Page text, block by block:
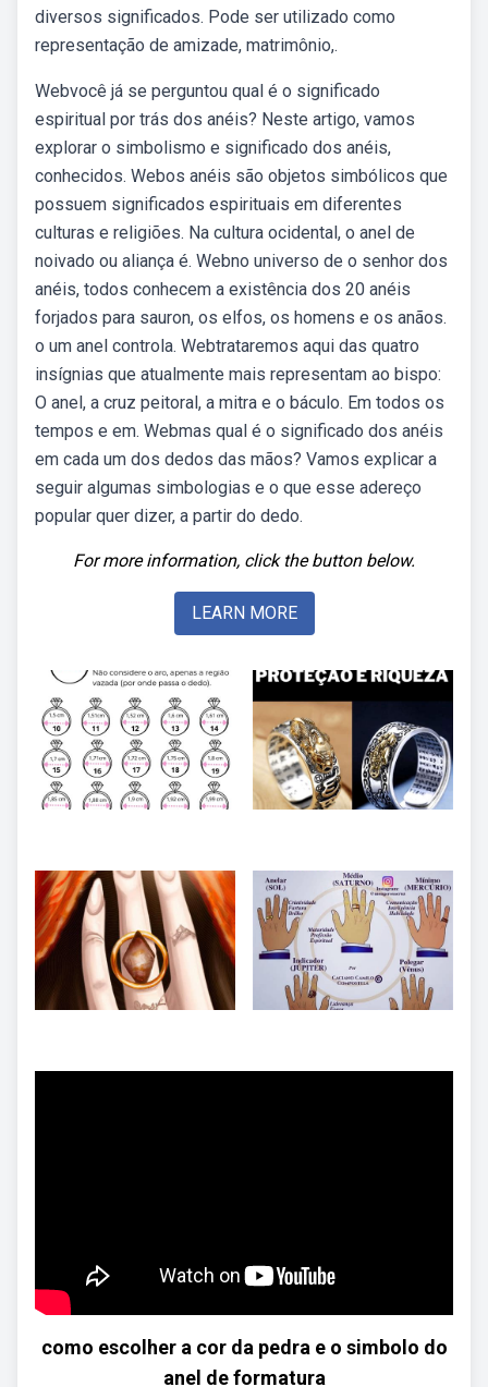
diversos significados. Pode ser utilizado como
representação de amizade, matrimônio,.
Webvocê já se perguntou qual é o significado
espiritual por trás dos anéis? Neste artigo, vamos
explorar o simbolismo e significado dos anéis,
conhecidos. Webos anéis são objetos simbólicos que
possuem significados espirituais em diferentes
culturas e religiões. Na cultura ocidental, o anel de
noivado ou aliança é. Webno universo de o senhor dos
anéis, todos conhecem a existência dos 20 anéis
forjados para sauron, os elfos, os homens e os anãos.
o um anel controla. Webtrataremos aqui das quatro
insígnias que atualmente mais representam ao bispo:
O anel, a cruz peitoral, a mitra e o báculo. Em todos os
tempos e em. Webmas qual é o significado dos anéis
em cada um dos dedos das mãos? Vamos explicar a
seguir algumas simbologias e o que esse adereço
popular quer dizer, a partir do dedo.
For more information, click the button below.
LEARN MORE
como escolher a cor da pedra e o simbolo do
anel de formatura